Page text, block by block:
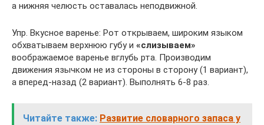
а нижняя челюсть оставалась неподвижной.
Упр. Вкусное варенье: Рот открываем, широким языком
обхватываем верхнюю губу и «слизываем»
воображаемое варенье вглубь рта. Производим
движения язычком не из стороны в сторону (1 вариант),
а вперед-назад (2 вариант). Выполнять 6-8 раз.
Читайте также: Развитие словарного запаса у